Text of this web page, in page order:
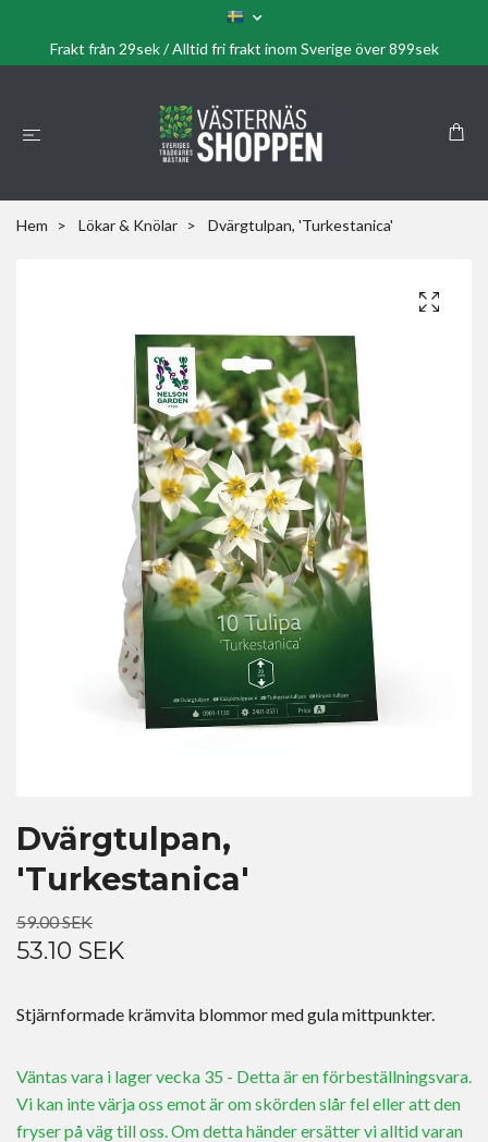
Frakt från 29sek / Alltid fri frakt inom Sverige över 899sek
Hem Lökar & Knölar Dvärgtulpan, 'Turkestanica'
Dvärgtulpan,
'Turkestanica'
59.00 SEK
53.10 SEK
Stjärnformade krämvita blommor med gula mittpunkter.
Väntas vara i lager vecka 35 - Detta är en förbeställningsvara.
Vi kan inte värja oss emot är om skörden slår fel eller att den
fryser på väg till oss. Om detta händer ersätter vi alltid varan